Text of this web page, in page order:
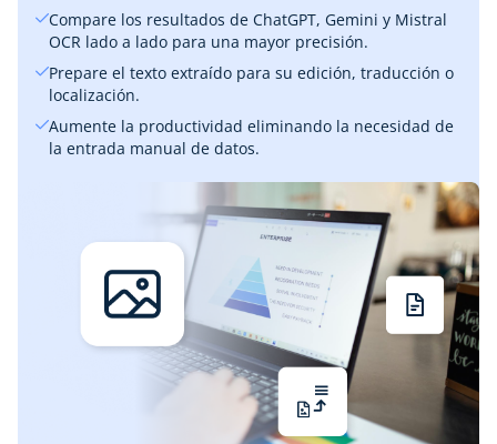
Compare los resultados de ChatGPT, Gemini y Mistral
OCR lado a lado para una mayor precisión.
Prepare el texto extraído para su edición, traducción o
localización.
Aumente la productividad eliminando la necesidad de
la entrada manual de datos.